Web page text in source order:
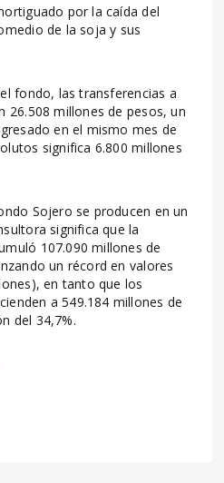
por la caída del
de la soja y sus
fondo, las transferencias a
26.508 millones de pesos, un
en el mismo mes de
significa 6.800 millones
Sojero se producen en un
significa que la
107.090 millones de
un récord en valores
en tanto que los
a 549.184 millones de
del 34,7%.